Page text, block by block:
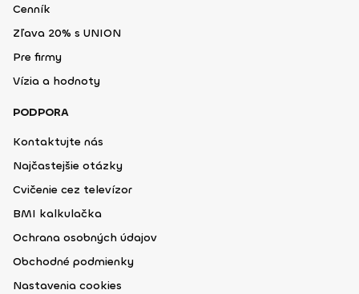
Cenník
Zľava 20% s UNION
Pre firmy
Vízia a hodnoty
PODPORA
Kontaktujte nás
Najčastejšie otázky
Cvičenie cez televízor
BMI kalkulačka
Ochrana osobných údajov
Obchodné podmienky
Nastavenia cookies